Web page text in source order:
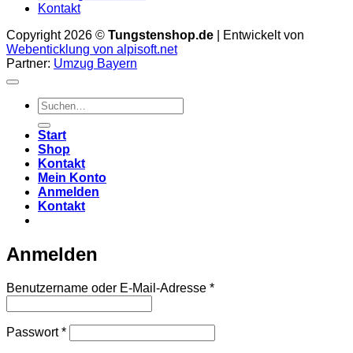
Kontakt
Copyright 2026 © Tungstenshop.de | Entwickelt von
Webenticklung von alpisoft.net
Partner: Umzug Bayern
Suche
nach:
Start
Shop
Kontakt
Mein Konto
Anmelden
Kontakt
Anmelden
Benutzername oder E-Mail-Adresse *Erforderlich
Passwort*Erforderlich